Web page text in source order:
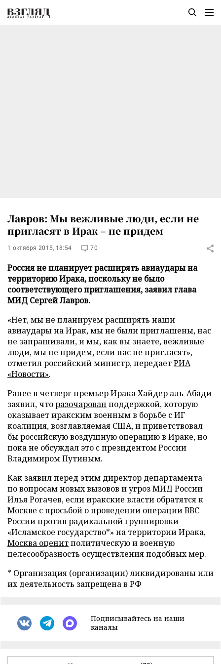
Лавров: Мы вежливые люди, если не
пригласят в Ирак – не придем
1 октября 2015, 18:54 70
Россия не планирует расширять авиаудары на
территорию Ирака, поскольку не было
соответствующего приглашения, заявил глава
МИД Сергей Лавров.
«Нет, мы не планируем расширять наши
авиаудары на Ирак, мы не были приглашены, нас
не запрашивали, и мы, как вы знаете, вежливые
люди, мы не придем, если нас не пригласят», -
отметил российский министр, передаетРИА
«Новости».
Ранее в четверг премьер Ирака Хайдер аль-Абади
заявил, чторазочарован поддержкой, которую
оказывает иракским военным в борьбе с ИГ
коалиция, возглавляемая США, и приветствовал
бы российскую воздушную операцию в Ираке, но
пока не обсуждал это с президентом России
Владимиром Путиным.
Как заявил перед этим директор департамента
по вопросам новых вызовов и угроз МИД России
Илья Рогачев, если иракские власти обратятся к
Москве с просьбой о проведении операции ВВС
России против радикальной группировки
«Исламское государство*» на территории Ирака,
Москва оценитполитическую и военную
целесообразность осуществления подобных мер.
* Организация (организации) ликвидированы или
их деятельность запрещена в РФ
Подписывайтесь на наши
каналы